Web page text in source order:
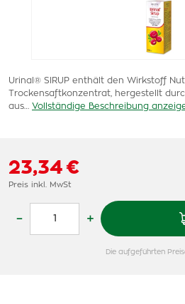
Urinal® SIRUP enthält den Wirkstoff
Trockensaftkonzentrat, hergestellt
aus…
Vollständige Beschreibung
23,34 €
Preis inkl. MwSt
– +
Die aufgeführten